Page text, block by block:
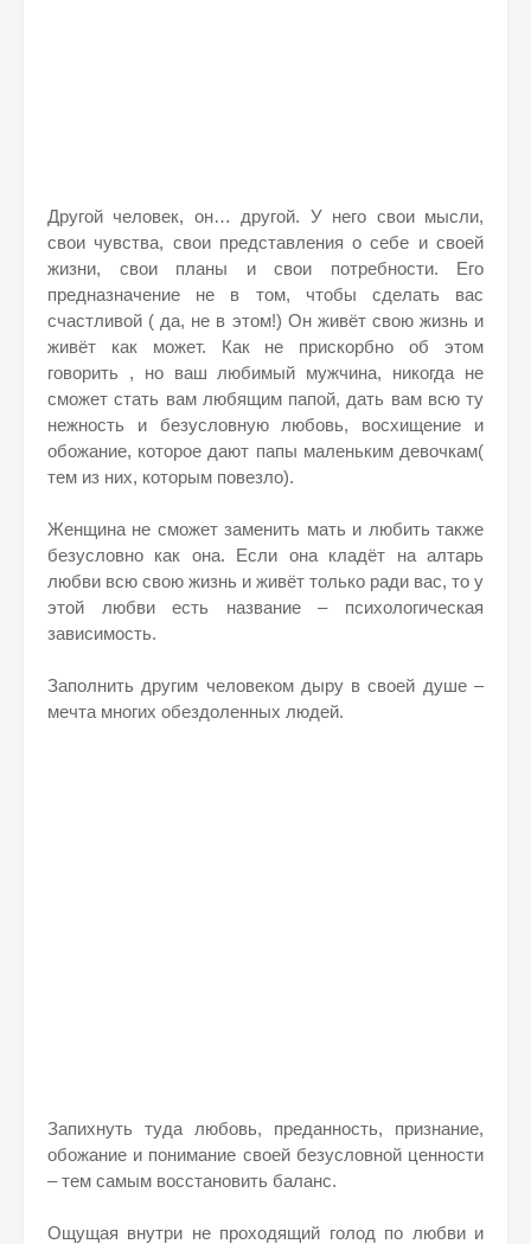
Другой человек, он… другой. У него свои мысли,
свои чувства, свои представления о себе и своей
жизни, свои планы и свои потребности. Его
предназначение не в том, чтобы сделать вас
счастливой ( да, не в этом!) Он живёт свою жизнь и
живёт как может. Как не прискорбно об этом
говорить , но ваш любимый мужчина, никогда не
сможет стать вам любящим папой, дать вам всю ту
нежность и безусловную любовь, восхищение и
обожание, которое дают папы маленьким девочкам(
тем из них, которым повезло).
Женщина не сможет заменить мать и любить также
безусловно как она. Если она кладёт на алтарь
любви всю свою жизнь и живёт только ради вас, то у
этой любви есть название – психологическая
зависимость.
Заполнить другим человеком дыру в своей душе –
мечта многих обездоленных людей.
Запихнуть туда любовь, преданность, признание,
обожание и понимание своей безусловной ценности
– тем самым восстановить баланс.
Ощущая внутри не проходящий голод по любви и